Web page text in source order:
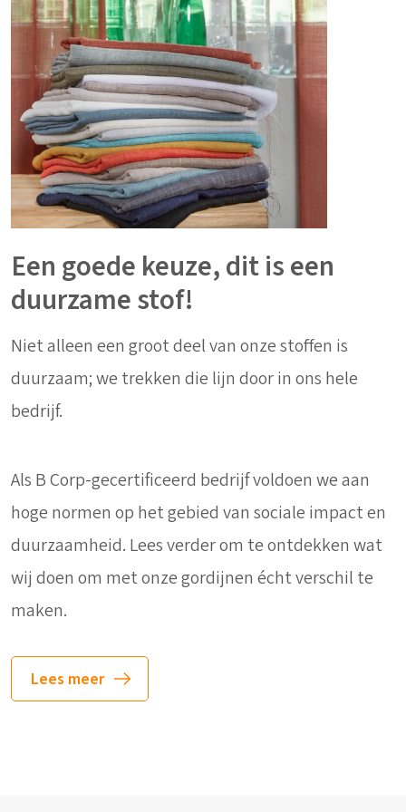
Een goede keuze, dit is een
duurzame stof!
Niet alleen een groot deel van onze stoffen is
duurzaam; we trekken die lijn door in ons hele
bedrijf.
Als B Corp-gecertificeerd bedrijf voldoen we aan
hoge normen op het gebied van sociale impact en
duurzaamheid. Lees verder om te ontdekken wat
wij doen om met onze gordijnen écht verschil te
maken.
Lees meer